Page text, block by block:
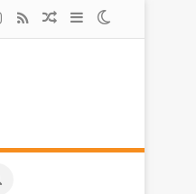
Instagram
RSSRandom Article
Sidebar